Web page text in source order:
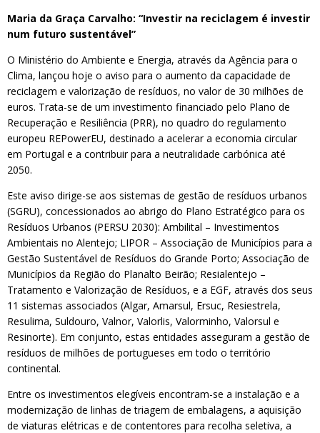
Maria da Graça Carvalho: “Investir na reciclagem é investir
num futuro sustentável”
O Ministério do Ambiente e Energia, através da Agência para o
Clima, lançou hoje o aviso para o aumento da capacidade de
reciclagem e valorização de resíduos, no valor de 30 milhões de
euros. Trata-se de um investimento financiado pelo Plano de
Recuperação e Resiliência (PRR), no quadro do regulamento
europeu REPowerEU, destinado a acelerar a economia circular
em Portugal e a contribuir para a neutralidade carbónica até
2050.
Este aviso dirige-se aos sistemas de gestão de resíduos urbanos
(SGRU), concessionados ao abrigo do Plano Estratégico para os
Resíduos Urbanos (PERSU 2030): Ambilital – Investimentos
Ambientais no Alentejo; LIPOR – Associação de Municípios para a
Gestão Sustentável de Resíduos do Grande Porto; Associação de
Municípios da Região do Planalto Beirão; Resialentejo –
Tratamento e Valorização de Resíduos, e a EGF, através dos seus
11 sistemas associados (Algar, Amarsul, Ersuc, Resiestrela,
Resulima, Suldouro, Valnor, Valorlis, Valorminho, Valorsul e
Resinorte). Em conjunto, estas entidades asseguram a gestão de
resíduos de milhões de portugueses em todo o território
continental.
Entre os investimentos elegíveis encontram-se a instalação e a
modernização de linhas de triagem de embalagens, a aquisição
de viaturas elétricas e de contentores para recolha seletiva, a